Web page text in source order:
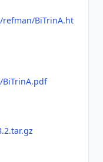
refman/BiTrinA.ht
BiTrinA.pdf